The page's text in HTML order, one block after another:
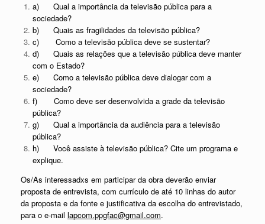
a) Qual a importância da televisão pública para a
sociedade?
b) Quais as fragilidades da televisão pública?
c) Como a televisão pública deve se sustentar?
d) Quais as relações que a televisão pública deve manter
com o Estado?
e) Como a televisão pública deve dialogar com a
sociedade?
f) Como deve ser desenvolvida a grade da televisão
pública?
g) Qual a importância da audiência para a televisão
pública?
h) Você assiste à televisão pública? Cite um programa e
explique.
Os/As interessadxs em participar da obra deverão enviar
proposta de entrevista, com currículo de até 10 linhas do autor
da proposta e da fonte e justificativa da escolha do entrevistado,
para o e-mail lapcom.ppgfac@gmail.com.